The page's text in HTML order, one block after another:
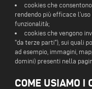
cookies che
rendendo più efficace
funzionalità;
cookies che vengono
"da terze parti"), sui quali
ad esempio, immagini,
domini) presenti nella
COME USIAMO I